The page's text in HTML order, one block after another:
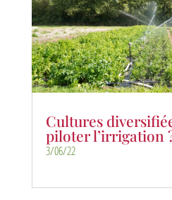
Cultures
piloter l’irrigation
3/06/22